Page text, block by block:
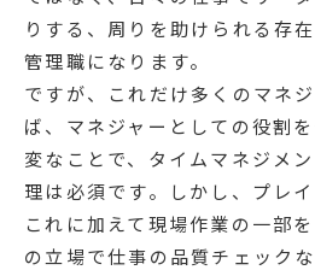
りする、周りを助けられる存
管理職になります。
ですが、これだけ多くのマネ
ば、マネジャーとしての役割
変なことで、タイムマネジメ
理は必須です。しかし、プレ
これに加えて現場作業の一部
の立場で仕事の品質チェック